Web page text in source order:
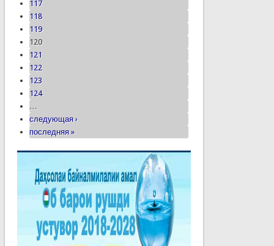
117
118
119
120
121
122
123
124
…
следующая ›
последняя »